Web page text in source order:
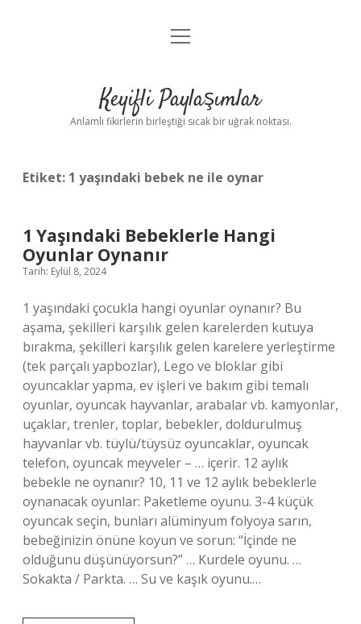
Anasayfa
Yasal Uyarı
menüyü
Keyifli Paylaşımlar
Anlamlı fikirlerin birleştiği sıcak bir uğrak noktası.
Etiket: 1 yaşındaki bebek ne ile oynar
1 Yaşındaki Bebeklerle Hangi
Oyunlar Oynanır
Tarih: Eylül 8, 2024
1 yaşındaki çocukla hangi oyunlar oynanır? Bu
aşama, şekilleri karşılık gelen karelerden kutuya
bırakma, şekilleri karşılık gelen karelere yerleştirme
(tek parçalı yapbozlar), Lego ve bloklar gibi
oyuncaklar yapma, ev işleri ve bakım gibi temalı
oyunlar, oyuncak hayvanlar, arabalar vb. kamyonlar,
uçaklar, trenler, toplar, bebekler, doldurulmuş
hayvanlar vb. tüylü/tüysüz oyuncaklar, oyuncak
telefon, oyuncak meyveler – … içerir. 12 aylık
bebekle ne oynanır? 10, 11 ve 12 aylık bebeklerle
oynanacak oyunlar: Paketleme oyunu. 3-4 küçük
oyuncak seçin, bunları alüminyum folyoya sarın,
bebeğinizin önüne koyun ve sorun: “İçinde ne
olduğunu düşünüyorsun?” … Kurdele oyunu. …
Sokakta / Parkta. … Su ve kaşık oyunu.…